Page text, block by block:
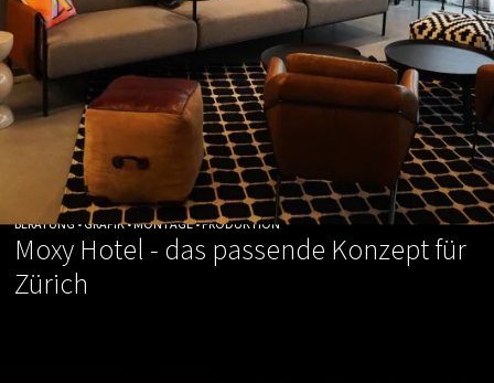
BERATUNG • GRAFIK • MONTAGE • PRODUKTION
Moxy Hotel - das passende Konzept für
Zürich